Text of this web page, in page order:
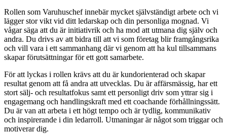
Rollen som Varuhuschef innebär mycket självständigt arbete och vi
lägger stor vikt vid ditt ledarskap och din personliga mognad. Vi
vågar säga att du är initiativrik och ha mod att utmana dig själv och
andra. Du drivs av att bidra till att vi som företag blir framgångsrika
och vill vara i ett sammanhang där vi genom att ha kul tillsammans
skapar förutsättningar för ett gott samarbete.
För att lyckas i rollen krävs att du är kundorienterad och skapar
resultat genom att få andra att utvecklas. Du är affärsmässig, har ett
stort sälj- och resultatfokus samt ett personligt driv som yttrar sig i
engagemang och handlingskraft med ett coachande förhållningssätt.
Du är van att arbeta i ett högt tempo och är tydlig, kommunikativ
och inspirerande i din ledarroll. Utmaningar är något som triggar och
motiverar dig.